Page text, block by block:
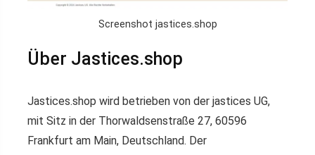
Screenshot jastices.shop
Über Jastices.shop
Jastices.shop wird betrieben von der jastices UG,
mit Sitz in der Thorwaldsenstraße 27, 60596
Frankfurt am Main, Deutschland. Der